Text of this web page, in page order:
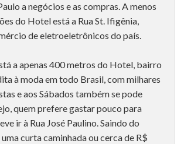
a negócios e as compras. A menos
do Hotel está a Rua St. Ifigênia,
de eletroeletrônicos do país.
a apenas 400 metros do Hotel, bairro
à moda em todo Brasil, com milhares
e aos Sábados também se pode
quem prefere gastar pouco para
ir à Rua José Paulino. Saindo do
curta caminhada ou cerca de R$